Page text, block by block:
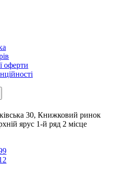
оферти
30, Книжковий ринок
ярус 1-й ряд 2 місце